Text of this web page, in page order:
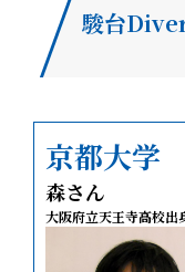
駿台
京都大学
森さん
大阪府立天王寺高校出